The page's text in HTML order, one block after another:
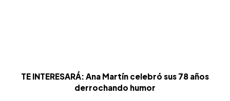
TE INTERESARÁ: Ana Martín celebró sus 78 años
derrochando humor